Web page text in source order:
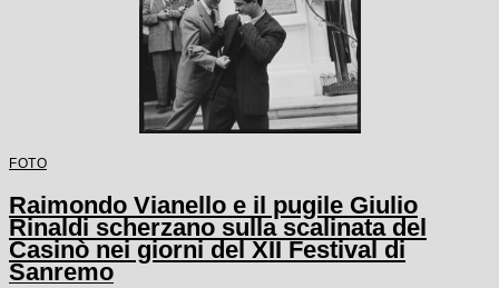
FOTO
Raimondo Vianello e il pugile Giulio
Rinaldi scherzano sulla scalinata del
Casinò nei giorni del XII Festival di
Sanremo